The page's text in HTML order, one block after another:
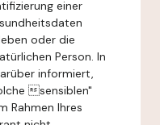
einer
oder die
Person. In
informiert,
sensiblen"
Rahmen Ihres